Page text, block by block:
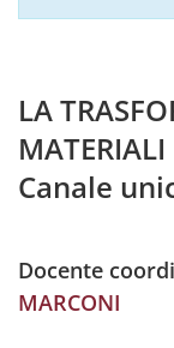
LA
MATERIALI
Canale
Docente
MARCONI